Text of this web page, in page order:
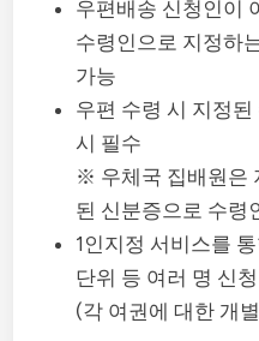
우편배송 신청인이
수령인으로 지정하
가능
우편 수령 시 지정
시 필수
※ 우체국 집배원은
된 신분증으로 수령
1인지정 서비스를
단위 등 여러 명 신
(각 여권에 대한 개